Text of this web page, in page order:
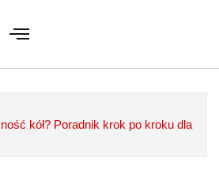
kół? Poradnik krok po kroku dla